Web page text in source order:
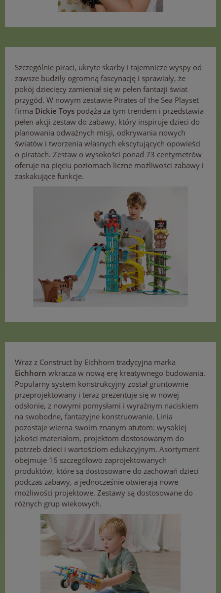
Szczególnie piraci, ukryte skarby i tajemnicze wyspy od
zawsze budziły ogromną fascynację i sprawiały, że
pokój dziecięcy zamieniał się w pełen fantazji świat
przygód. W nowym zestawie Pirates of the Sea Playset
firma Dickie Toys podąża za tym trendem i przedstawia
pełen akcji zestaw do zabawy, który inspiruje dzieci do
planowania odważnych misji, odkrywania nowych
światów i tworzenia własnych ekscytujących opowieści
o piratach. Zestaw o wysokości ponad 73 centymetrów
oferuje na pięciu poziomach liczne możliwości zabawy i
zaskakujące funkcje.
Wraz z Construct by Eichhorn tradycyjna marka
Eichhorn wkracza w nową erę kreatywnego budowania.
Popularny system konstrukcyjny został gruntownie
przeprojektowany i teraz prezentuje się w nowej
odsłonie, z nowymi pomysłami i wyraźnym naciskiem
na swobodne, fantazyjne konstruowanie. Linia
pozostaje wierna swoim znanym atutom: wysokiej
jakości materiałom, projektom dostosowanym do
potrzeb dzieci i wartościom edukacyjnym. Asortyment
obejmuje 16 szczegółowo zaprojektowanych
produktów, które są dostosowane do zachowań dzieci
podczas zabawy, a jednocześnie otwierają nowe
możliwości projektowe. Zestawy są dostosowane do
różnych grup wiekowych.